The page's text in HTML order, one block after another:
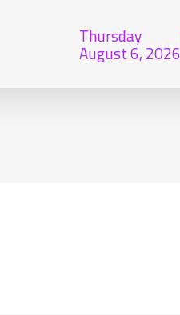
Thursday
August 6, 2026